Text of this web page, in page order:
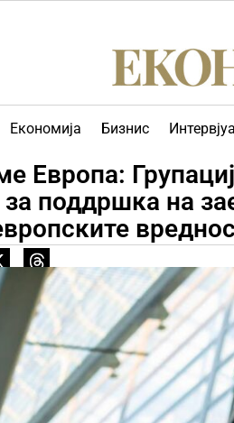
Економија Бизнис Интервјуа
Европа:
поддршка на